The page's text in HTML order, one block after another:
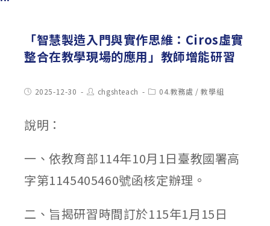
「智慧製造入門與實作思維：Ciros虛實
整合在教學現場的應用」教師增能研習
Post2025-12-30
Post
author:
chgshteach
Post04.教務處 / 教學組
說明：
一、依教育部114年10月1日臺教國署高
字第1145405460號函核定辦理。
二、旨揭研習時間訂於115年1月15日